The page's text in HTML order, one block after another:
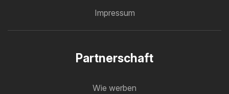
Impressum
Partnerschaft
Wie werben